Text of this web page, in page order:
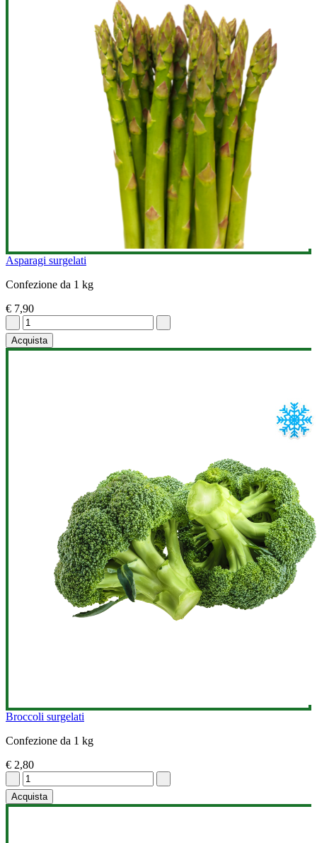
Asparagi surgelati
Confezione da 1 kg
€ 7,90
Acquista
Broccoli surgelati
Confezione da 1 kg
€ 2,80
Acquista